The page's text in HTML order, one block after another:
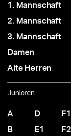
1. Mannschaft
2. Mannschaft
3. Mannschaft
Damen
Alte Herren
Junioren
A
B
D
E1
F1
F2